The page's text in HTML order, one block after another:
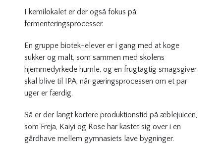
I kemilokalet er der også fokus på
fermenteringsprocesser.
En gruppe biotek-elever er i gang med at koge
sukker og malt, som sammen med skolens
hjemmedyrkede humle, og en frugtagtig smagsgiver
skal blive til IPA, når gæringsprocessen om et par
uger er færdig.
Så er der langt kortere produktionstid på æblejuicen,
som Freja, Kaiyi og Rose har kastet sig over i en
gårdhave mellem gymnasiets lave bygninger.